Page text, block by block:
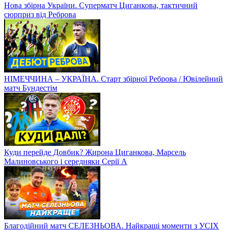
Нова збірна України. Суперматч Циганкова, тактичний
сюрприз від Реброва
НІМЕЧЧИНА – УКРАЇНА. Старт збірної Реброва / Ювілейний
матч Бундестім
Куди перейде Довбик? Жирона Циганкова, Марсель
Малиновського і середняки Серії А
Благодійний матч СЕЛЕЗНЬОВА. Найкращі моменти з УСІХ